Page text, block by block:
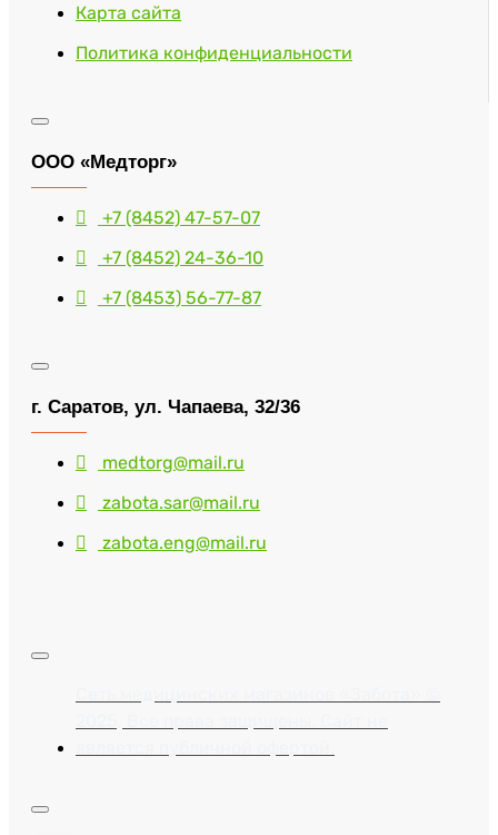
Карта сайта
Политика конфиденциальности
ООО «Медторг»
+7 (8452) 47-57-07
+7 (8452) 24-36-10
+7 (8453) 56-77-87
г. Саратов, ул. Чапаева, 32/36
medtorg@mail.ru
zabota.sar@mail.ru
zabota.eng@mail.ru